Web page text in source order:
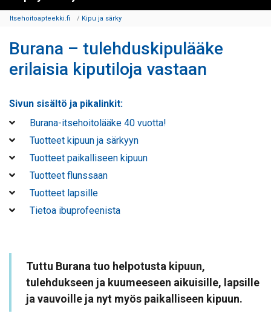
Itsehoitoapteekki.fi Kipu ja särky
Burana – tulehduskipulääke
erilaisia kiputiloja vastaan
Sivun sisältö ja pikalinkit:
Burana-itsehoitolääke 40 vuotta!
Tuotteet kipuun ja särkyyn
Tuotteet paikalliseen kipuun
Tuotteet flunssaan
Tuotteet lapsille
Tietoa ibuprofeenista
Tuttu Burana tuo helpotusta kipuun,
tulehdukseen ja kuumeeseen aikuisille, lapsille
ja vauvoille ja nyt myös paikalliseen kipuun.